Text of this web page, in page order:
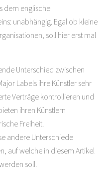
dem englische
unabhängig. Egal ob kleine
soll hier erst mal
Unterschied zwischen
Labels ihre Künstler sehr
Verträge kontrollieren und
ihren Künstlern
Freiheit.
andere Unterschiede
auf welche in diesem Artikel
soll.